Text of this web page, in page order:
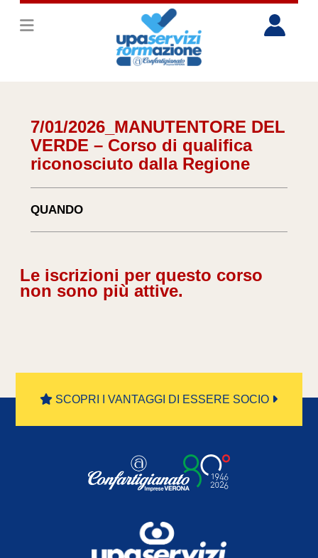
7/01/2026_MANUTENTORE DEL
VERDE – Corso di qualifica
riconosciuto dalla Regione
QUANDO
Le iscrizioni per questo corso
non sono più attive.
SCOPRI I VANTAGGI DI ESSERE SOCIO